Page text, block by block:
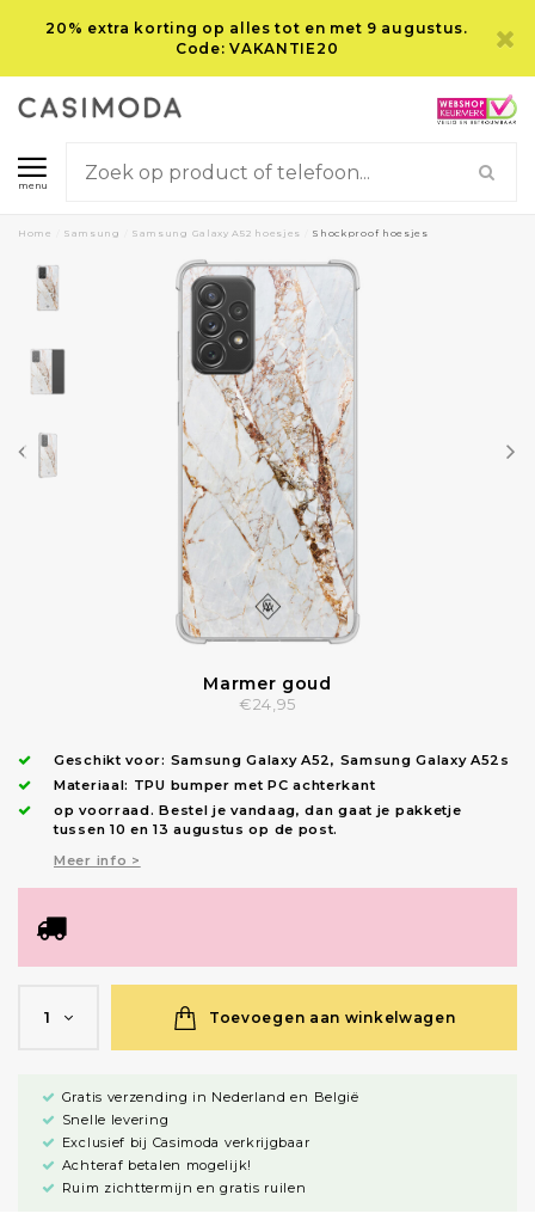
20% extra korting op alles tot en met 9 augustus.
Code: VAKANTIE20
menu
Home Samsung Samsung Galaxy A52 hoesjes Shockproof hoesjes
Marmer goud
€24,95
Geschikt voor: Samsung Galaxy A52, Samsung Galaxy A52s
Materiaal: TPU bumper met PC achterkant
op voorraad.Bestel je vandaag, dan gaat je pakketje
tussen 10 en 13 augustus op de post.
Meer info >
1 Toevoegen aan winkelwagen
Gratis verzending in Nederland en België
Snelle levering
Exclusief bij Casimoda verkrijgbaar
Achteraf betalen mogelijk!
Ruim zichttermijn en gratis ruilen